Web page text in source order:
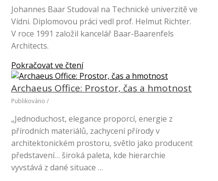
Johannes Baar Studoval na Technické univerzitě ve
Vídni. Diplomovou práci vedl prof. Helmut Richter.
V roce 1991 založil kancelář Baar-Baarenfels
Architects.
Pokračovat ve čtení
Archaeus Office: Prostor, čas a hmotnost
Publikováno /
„Jednoduchost, elegance proporcí, energie z
přírodních materiálů, zachycení přírody v
architektonickém prostoru, světlo jako producent
představení… široká paleta, kde hierarchie
vyvstává z dané situace …